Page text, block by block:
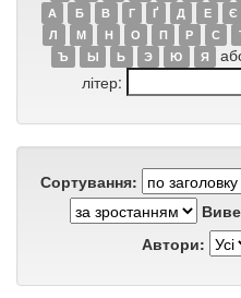
А
Б В Г Ґ Д Е Є
Л
М Н О П Р С
Ъ
Ы Ь Э Ю Я
літер:
Сортування:
Автори: